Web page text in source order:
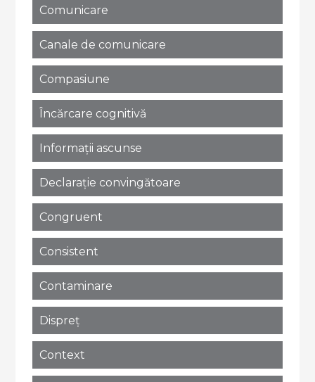
Comunicare
Canale de comunicare
Compasiune
Încărcare cognitivă
Informații ascunse
Declarație convingătoare
Congruent
Consistent
Contaminare
Dispreț
Context